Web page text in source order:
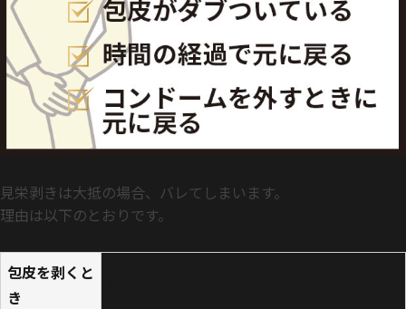
見栄剥きは大抵の場合、バレてしまいます。
理由は以下のとおりです。
包皮を剥くと
き